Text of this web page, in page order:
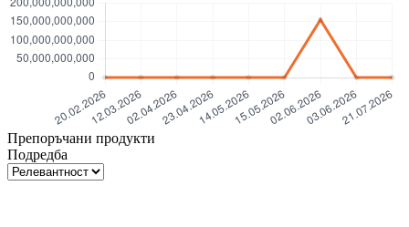
Препоръчани продукти
Подредба